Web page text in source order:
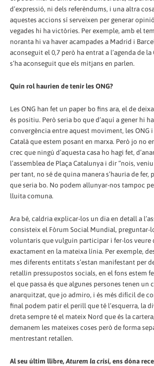
d’expressió, ni dels referèndums, i una altra
aquestes accions sí serveixen per generar
vegades hi ha victòries. Per exemple, amb el
noranta hi va haver acampades a Madrid i
aconseguit el 0,7 però ha entrat a l’agenda de
s’ha aconseguit que els mitjans en parlen.
Quin rol haurien de tenir les ONG?
Les ONG han fet un paper bo fins ara, el de
és positiu. Però seria bo que d’aquí a gener hi
convergència entre aquest moviment, les ONG
Català que estem posant en marxa. Però jo no
crec que ningú d’aquesta casa ho hagi fet,
l’assemblea de Plaça Catalunya i dir “nois,
per tant, no sé de quina manera s’hauria de
que seria bo. No podem allunyar-nos tampoc
lluita comuna.
Ara bé, caldria explicar-los un dia en detall a
consisteix el Fòrum Social Mundial, preguntar-
voluntaris que vulguin participar i fer-los veure
exactament en la mateixa línia. Per exemple,
mes diferents entitats s’estan manifestant per
retallin pressupostos socials, en el fons estem
el que passa és que algunes persones tenen un
anarquitzat, que jo admiro, i és més difícil de
final podem patir el perill que té l’esquerra, la
dreta sempre té el mateix Nord que és la
demanem les mateixes coses però de forma
mentrestant retallen.
Al seu últim llibre,Aturem la crisi, ens dóna